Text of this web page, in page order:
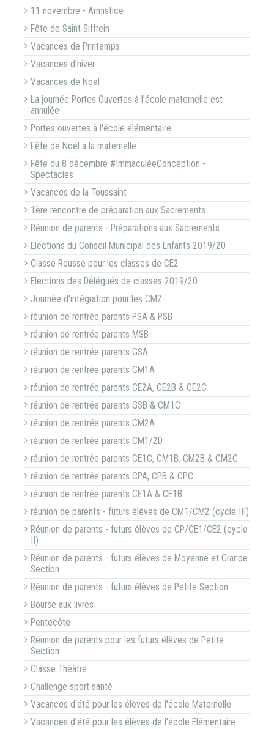
11 novembre - Armistice
Fête de Saint Siffrein
Vacances de Printemps
Vacances d'hiver
Vacances de Noël
La journée Portes Ouvertes à l'école maternelle est
annulée
Portes ouvertes à l'école élémentaire
Fête de Noël à la maternelle
Fête du 8 décembre #ImmaculéeConception -
Spectacles
Vacances de la Toussaint
1ère rencontre de préparation aux Sacrements
Réunion de parents - Préparations aux Sacrements
Elections du Conseil Municipal des Enfants 2019/20
Classe Rousse pour les classes de CE2
Elections des Délégués de classes 2019/20
Journée d'intégration pour les CM2
réunion de rentrée parents PSA & PSB
réunion de rentrée parents MSB
réunion de rentrée parents GSA
réunion de rentrée parents CM1A
réunion de rentrée parents CE2A, CE2B & CE2C
réunion de rentrée parents GSB & CM1C
réunion de rentrée parents CM2A
réunion de rentrée parents CM1/2D
réunion de rentrée parents CE1C, CM1B, CM2B & CM2C
réunion de rentrée parents CPA, CPB & CPC
réunion de rentrée parents CE1A & CE1B
réunion de parents - futurs élèves de CM1/CM2 (cycle III)
Réunion de parents - futurs élèves de CP/CE1/CE2 (cycle
II)
Réunion de parents - futurs élèves de Moyenne et Grande
Section
Réunion de parents - futurs élèves de Petite Section
Bourse aux livres
Pentecôte
Réunion de parents pour les futurs élèves de Petite
Section
Classe Théâtre
Challenge sport santé
Vacances d'été pour les élèves de l'école Maternelle
Vacances d'été pour les élèves de l'école Elémentaire